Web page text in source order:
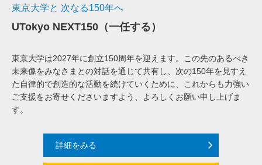
東京大学と 次なる150年へ
UTokyo NEXT150（一任する）
東京大学は2027年に創立150周年を迎えます。この先のあるべき
未来像をみなさまとの対話を通じて共有し、次の150年を見すえ
た自律的で創造的な活動を続けていくために、これからも力強い
ご支援をお寄せくださいますよう、よろしくお願い申し上げま
す。
詳細をみる